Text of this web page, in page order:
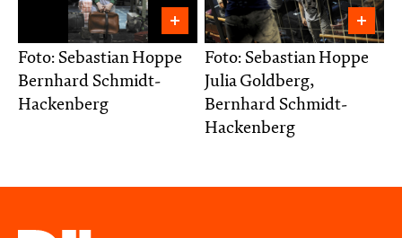
Foto: Sebastian Hoppe
Bernhard Schmidt-
Hackenberg
Foto: Sebastian Hoppe
Julia Goldberg,
Bernhard Schmidt-
Hackenberg